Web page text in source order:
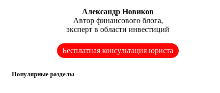
Александр Новиков
Автор финансового блога,
эксперт в области инвестиций
Бесплатная консультация юриста
Популярные разделы